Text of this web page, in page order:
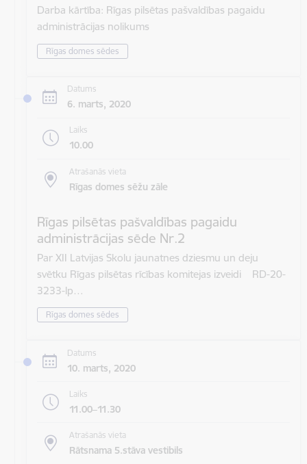
Darba kārtība: Rīgas pilsētas pašvaldības pagaidu
administrācijas nolikums
Rīgas domes sēdes
Datums
6. marts, 2020
Laiks
10.00
Atrašanās vieta
Rīgas domes sēžu zāle
Rīgas pilsētas pašvaldības pagaidu
administrācijas sēde Nr.2
Par XII Latvijas Skolu jaunatnes dziesmu un deju
svētku Rīgas pilsētas rīcības komitejas izveidi RD-20-
3233-lp…
Rīgas domes sēdes
Datums
10. marts, 2020
Laiks
11.00–11.30
Atrašanās vieta
Rātsnama 5.stāva vestibils